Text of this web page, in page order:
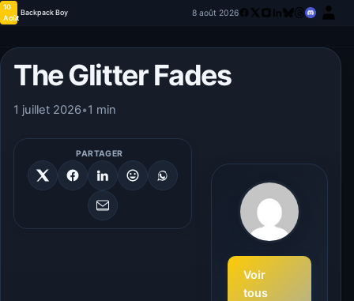
10
Août
Backpack Boy 8 août 2026
The Glitter Fades
1 juillet 2026•1 min
PARTAGER
Voir
tous